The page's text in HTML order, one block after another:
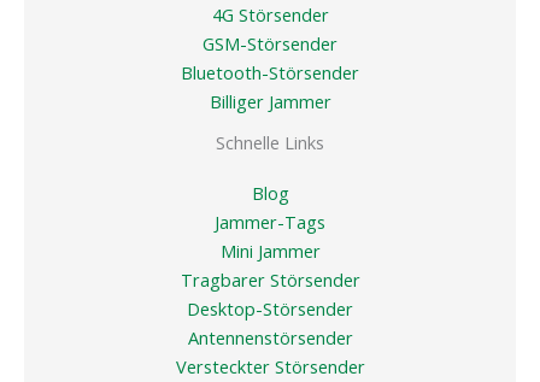
4G Störsender
GSM-Störsender
Bluetooth-Störsender
Billiger Jammer
Schnelle Links
Blog
Jammer-Tags
Mini Jammer
Tragbarer Störsender
Desktop-Störsender
Antennenstörsender
Versteckter Störsender